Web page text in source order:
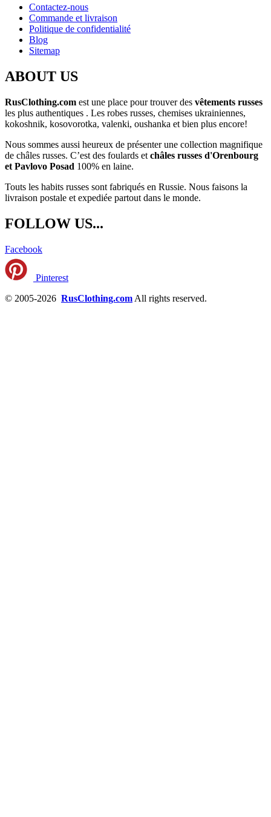
Contactez-nous
Commande et livraison
Politique de confidentialité
Blog
Sitemap
ABOUT US
RusClothing.com est une place pour trouver des vêtements russes
les plus authentiques . Les robes russes, chemises ukrainiennes,
kokoshnik, kosovorotka, valenki, oushanka et bien plus encore!
Nous sommes aussi heureux de présenter une collection magnifique
de châles russes. C’est des foulards et châles russes d'Orenbourg
et Pavlovo Posad 100% en laine.
Touts les habits russes sont fabriqués en Russie. Nous faisons la
livraison postale et expediée partout dans le monde.
FOLLOW US...
Facebook
Pinterest
© 2005-2026 RusClothing.com All rights reserved.